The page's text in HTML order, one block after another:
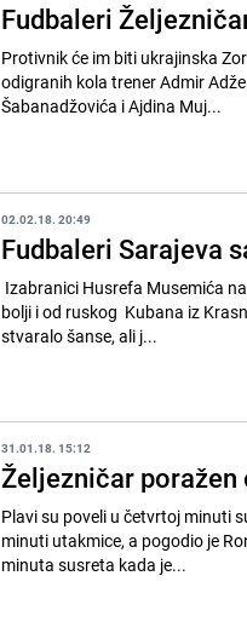
Fudbaleri
Protivnik će im biti ukrajinska
odigranih kola trener Admir
Šabanadžovića i Ajdina Muj...
02.02.18. 20:49
Fudbaleri Sarajeva
Izabranici Husrefa Musemića
bolji i od ruskog Kubana iz
stvaralo šanse, ali j...
31.01.18. 15:12
Željezničar poražen
Plavi su poveli u četvrtoj minuti
minuti utakmice, a pogodio je
minuta susreta kada je...